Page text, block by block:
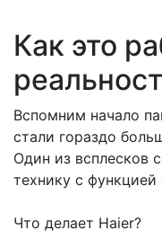
Как это
Вспомним начало
стали гораздо
Один из всплесков
технику с функцией
Что делает Haier?